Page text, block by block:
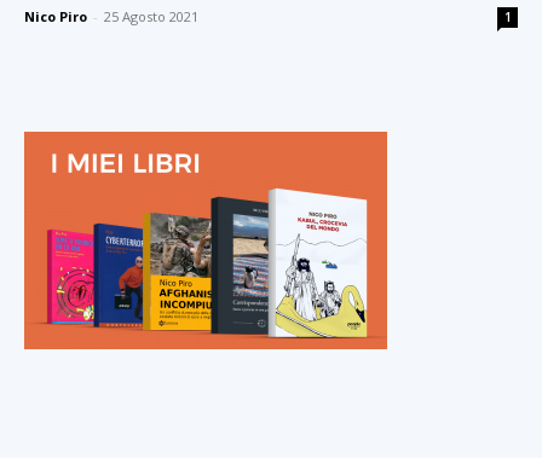
Nico Piro - 25 Agosto 2021 1